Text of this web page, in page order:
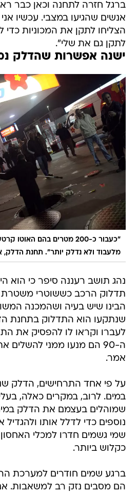
ברגל חזרה לתחנה וכאן כבר
אנשים שהגיעו במצבי. עכשיו
הצליחו לתקן את המכוניות כדי
לתקן גם את שלי".
ישנה אפשרות שהדלק
"כעבור כ-200 מטרים בהם
מלעבוד ולא נדלק יותר". תחנת
נהג תושב רעננה סיפר כי הוא
תדלוק הרכב כששוטרי
הבינו שיש בעיה ושהמכנה
שנתקעו הוא התדלוק בתחנת
לעברו וקראו לו להפסיק את
ה-90 הם מנעו ממני
אמר.
על פי אחד התרחישים, הדלק
במים. לרוב, במקרים כאלה,
שמוהלים בעצמם את הדלק
נוספים כדי לדלל אותו ולהגדיל
שמי גשמים חדרו למכלי
כקלוש ביותר.
ברגע שמים חודרים למערכת
הם מסבים נזק רב למשאבות.